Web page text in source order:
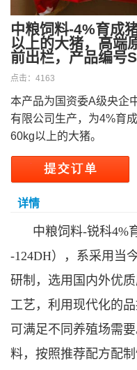
中粮饲料-4%育成
以上的大猪，高端
前出栏，产品编号
点击： 4163
本产品为国资委A级央企
有限公司生产，为4%育
60kg以上的大猪。
详情
中粮饲料-锐科4%
-124DH），系采用当
研制，选用国内外优
工艺，利用现代化的
可满足不同养殖场需
料，按照推荐配方配